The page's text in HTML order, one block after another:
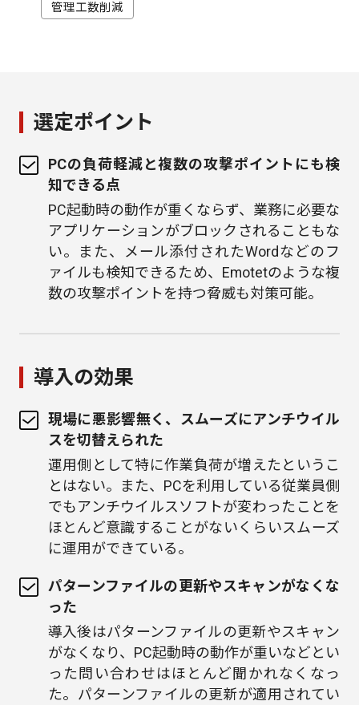
管理工数削減
選定ポイント
PCの負荷軽減と複数の攻撃ポイントにも検
知できる点
PC起動時の動作が重くならず、業務に必要な
アプリケーションがブロックされることもな
い。また、メール添付されたWordなどのフ
ァイルも検知できるため、Emotetのような複
数の攻撃ポイントを持つ脅威も対策可能。
導入の効果
現場に悪影響無く、スムーズにアンチウイル
スを切替えられた
運用側として特に作業負荷が増えたというこ
とはない。また、PCを利用している従業員側
でもアンチウイルスソフトが変わったことを
ほとんど意識することがないくらいスムーズ
に運用ができている。
パターンファイルの更新やスキャンがなくな
った
導入後はパターンファイルの更新やスキャン
がなくなり、PC起動時の動作が重いなどとい
った問い合わせはほとんど聞かれなくなっ
た。パターンファイルの更新が適用されてい